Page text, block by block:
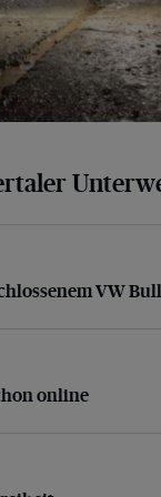
VW Bulli
VW
online
online